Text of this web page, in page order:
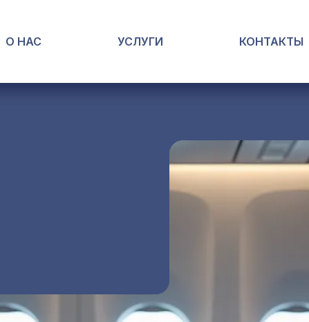
УСЛУГИ КОНТАКТЫ
О НАС УСЛУГИ КОНТАКТЫ